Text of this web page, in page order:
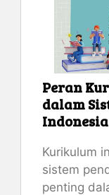
Peran
dalam
Indonesia
Kurikulum
sistem
penting